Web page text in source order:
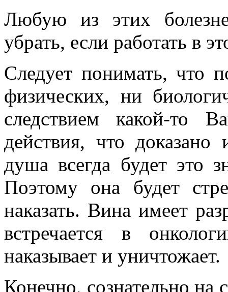
Любую из этих
убрать, если работать в
Следует понимать, что
физических, ни
следствием какой-то
действия, что
душа всегда будет это
Поэтому она будет
наказать. Вина имеет
встречается в
наказывает и уничтожает.
Конечно, сознательно на